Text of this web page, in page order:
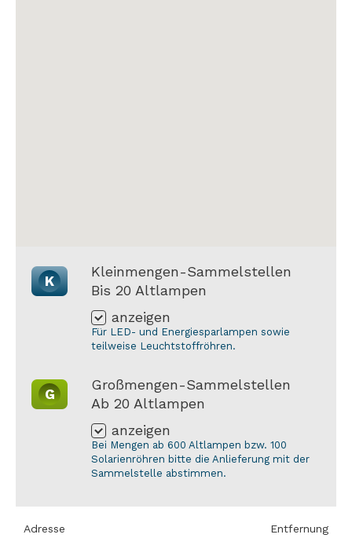
K
Kleinmengen-Sammelstellen
Bis 20 Altlampen
anzeigen
Für LED- und Energiesparlampen sowie
teilweise Leuchtstoffröhren.
G
Großmengen-Sammelstellen
Ab 20 Altlampen
anzeigen
Bei Mengen ab 600 Altlampen bzw. 100
Solarienröhren bitte die Anlieferung mit der
Sammelstelle abstimmen.
Adresse Entfernung